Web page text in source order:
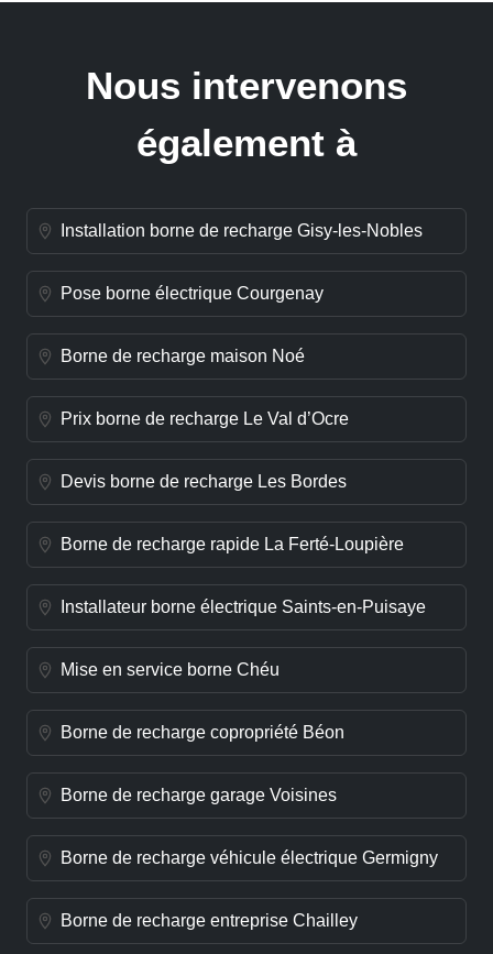
Nous intervenons
également à
Installation borne de recharge Gisy-les-Nobles
Pose borne électrique Courgenay
Borne de recharge maison Noé
Prix borne de recharge Le Val d’Ocre
Devis borne de recharge Les Bordes
Borne de recharge rapide La Ferté-Loupière
Installateur borne électrique Saints-en-Puisaye
Mise en service borne Chéu
Borne de recharge copropriété Béon
Borne de recharge garage Voisines
Borne de recharge véhicule électrique Germigny
Borne de recharge entreprise Chailley